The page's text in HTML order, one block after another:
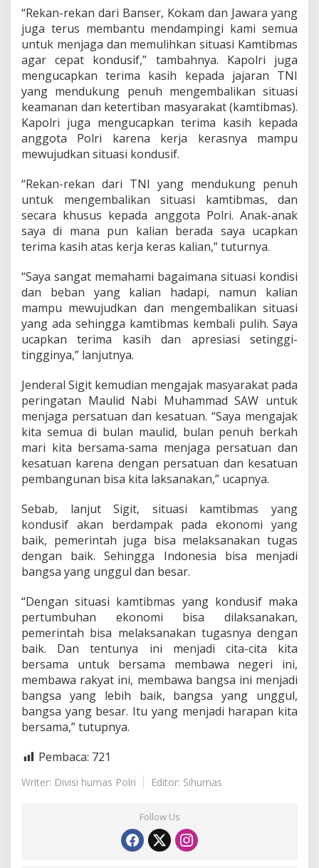
N
a
s
i
o
n
l
“Rekan-rekan dari Banser, Kokam dan Jawara yang
juga terus membantu mendampingi kami semua
untuk menjaga dan memulihkan situasi Kamtibmas
agar cepat kondusif,” tambahnya. Kapolri juga
mengucapkan terima kasih kepada jajaran TNI
yang mendukung penuh mengembalikan situasi
keamanan dan ketertiban masyarakat (kamtibmas).
Kapolri juga mengucapkan terima kasih kepada
anggota Polri karena kerja kerasnya mampu
mewujudkan situasi kondusif.
“Rekan-rekan dari TNI yang mendukung penuh
untuk mengembalikan situasi kamtibmas, dan
secara khusus kepada anggota Polri. Anak-anak
saya di mana pun kalian berada saya ucapkan
terima kasih atas kerja keras kalian,” tuturnya.
“Saya sangat memahami bagaimana situasi kondisi
dan beban yang kalian hadapi, namun kalian
mampu mewujudkan dan mengembalikan situasi
yang ada sehingga kamtibmas kembali pulih. Saya
ucapkan terima kasih dan apresiasi setinggi-
tingginya,” lanjutnya.
Jenderal Sigit kemudian mengajak masyarakat pada
peringatan Maulid Nabi Muhammad SAW untuk
menjaga persatuan dan kesatuan. “Saya mengajak
kita semua di bulan maulid, bulan penuh berkah
mari kita bersama-sama menjaga persatuan dan
kesatuan karena dengan persatuan dan kesatuan
pembangunan bisa kita laksanakan,” ucapnya.
Sebab, lanjut Sigit, situasi kamtibmas yang
kondusif akan berdampak pada ekonomi yang
baik, pemerintah juga bisa melaksanakan tugas
dengan baik. Sehingga Indonesia bisa menjadi
bangsa yang unggul dan besar.
“Dengan situasi kamtibmas yang kondusif maka
pertumbuhan ekonomi bisa dilaksanakan,
pemerintah bisa melaksanakan tugasnya dengan
baik. Dan tentunya ini menjadi cita-cita kita
bersama untuk bersama membawa negeri ini,
membawa rakyat ini, membawa bangsa ini menjadi
bangsa yang lebih baik, bangsa yang unggul,
bangsa yang besar. Itu yang menjadi harapan kita
bersama,” tutupnya.
Pembaca: 721
Writer: Divisi humas Polri Editor: Sihumas
Follow Us